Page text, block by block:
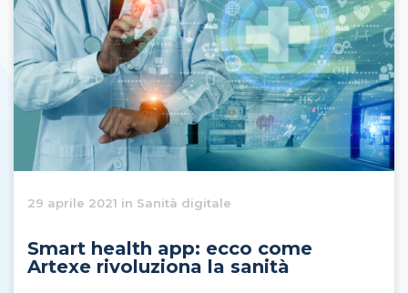
29 aprile 2021 in Sanità digitale
Smart health app: ecco come
Artexe rivoluziona la sanità